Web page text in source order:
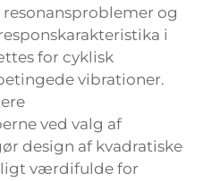
og
i
for cyklisk
vibrationer.
ved valg af
design af kvadratiske
værdifulde for